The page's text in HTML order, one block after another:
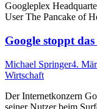
Googleplex
User The Pancake of
Google stoppt
Michael Springer4.
Wirtschaft
Der Internetkonzern
seiner Nutzer beim